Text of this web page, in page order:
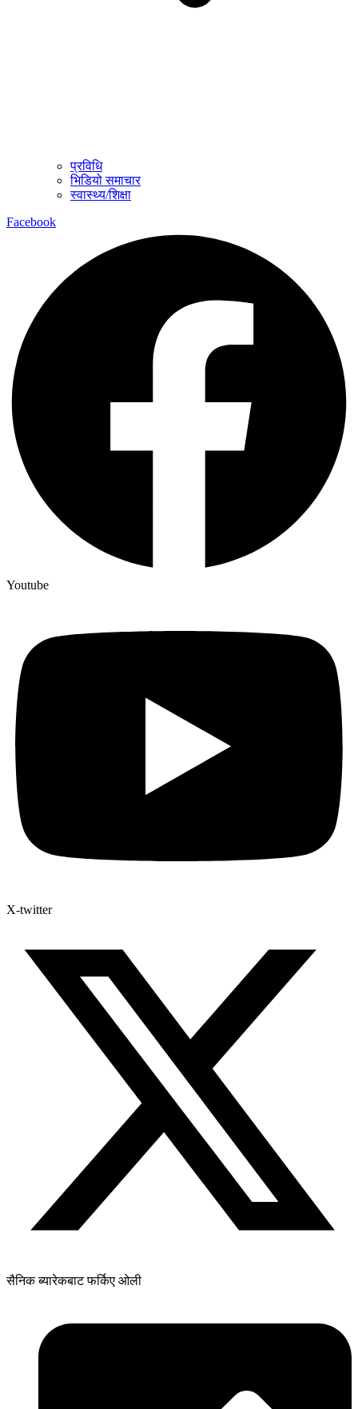
प्रविधि
भिडियो समाचार
स्वास्थ्य/शिक्षा
Facebook
Youtube
X-twitter
सैनिक ब्यारेकबाट फर्किए ओली